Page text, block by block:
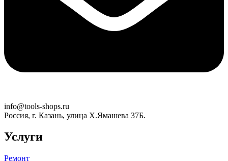
info@tools-shops.ru
Россия, г. Казань, улица Х.Ямашева 37Б.
Услуги
Ремонт